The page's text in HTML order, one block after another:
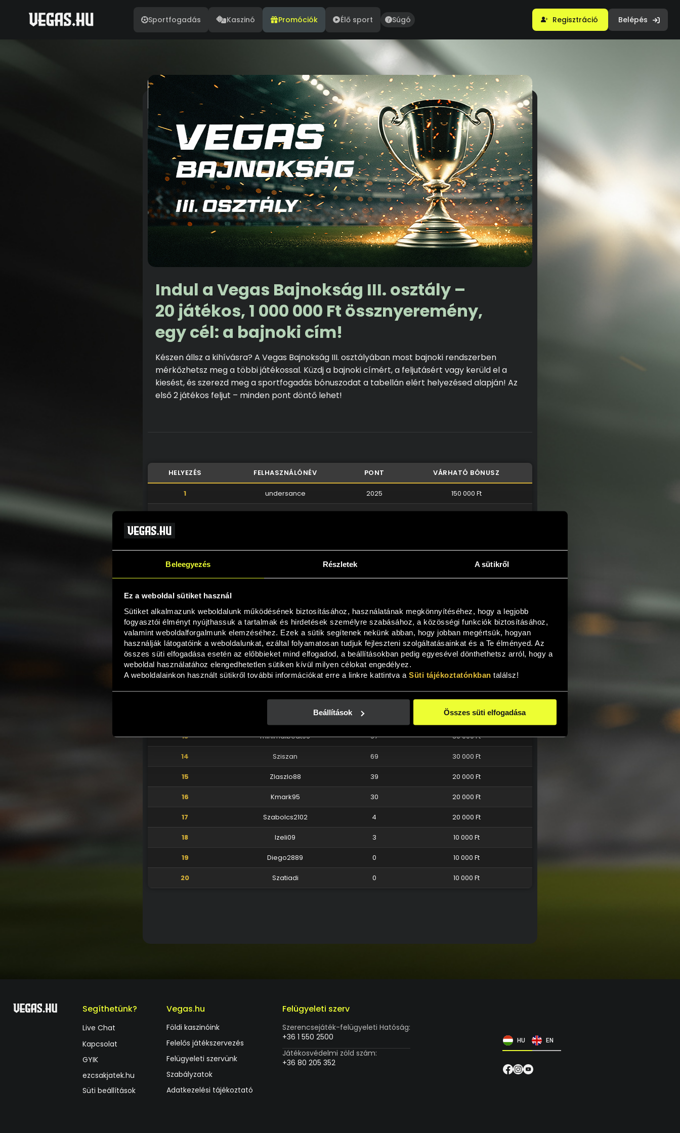
Beleegyezés Részletek A sütikről
Ez a weboldal sütiket használ
Sütiket alkalmazunk weboldalunk működésének biztosításához, használatának megkönnyítéséhez, hogy a legjobb
fogyasztói élményt nyújthassuk a tartalmak és hirdetések személyre szabásához, a közösségi funkciók biztosításához,
valamint weboldalforgalmunk elemzéséhez. Ezek a sütik segítenek nekünk abban, hogy jobban megértsük, hogyan
használják látogatóink a weboldalunkat, ezáltal folyamatosan tudjuk fejleszteni szolgáltatásainkat és a Te élményed. Az
összes süti elfogadása esetén az előbbieket mind elfogadod, a beállításokban pedig egyesével dönthethetsz arról, hogy a
weboldal használatához elengedhetetlen sütiken kívül milyen célokat engedélyez.
A weboldalainkon használt sütikről további információkat erre a linkre kattintva a Süti tájékoztatónkban találsz!
Beállítások Összes süti elfogadása
Sportfogadás Kaszinó Promóciók Élő sport Súgó Regisztráció Belépés
Indul a Vegas Bajnokság III. osztály –
20 játékos, 1 000 000 Ft össznyeremény,
egy cél: a bajnoki cím!
Készen állsz a kihívásra? A Vegas Bajnokság III. osztályában most bajnoki rendszerben
mérkőzhetsz meg a többi játékossal. Küzdj a bajnoki címért, a feljutásért vagy kerüld el a
kiesést, és szerezd meg a sportfogadás bónuszodat a tabellán elért helyezésed alapján! Az
első 2 játékos feljut – minden pont döntő lehet!
HELYEZÉS FELHASZNÁLÓNÉV PONT VÁRHATÓ BÓNUSZ
1 undersance 2025 150 000 Ft
2 Mark19930201 1367 120 000 Ft
4 Kitti123456 686 80 000 Ft
6
7 RajmiAtyesz 257 60 000 Ft
8 tzk19770719 238 50 000 Ft
9 Fradika86 177 50 000 Ft
10 Fegatto 127 40 000 Ft
30 000 Ft
13 minimalbeat96 97 30 000 Ft
14 Sziszan 69 30 000 Ft
15 Zlaszlo88 39 20 000 Ft
16 Kmark95 30 20 000 Ft
17 Szabolcs2102 4 20 000 Ft
18 Izeli09 3 10 000 Ft
19 Diego2889 0 10 000 Ft
20 Szatiadi 0 10 000 Ft
Segíthetünk?
Live Chat
Kapcsolat
GYIK
ezcsakjatek.hu
Süti beállítások
Vegas.hu
Földi kaszinóink
Felelős játékszervezés
Felügyeleti szervünk
Szabályzatok
Adatkezelési tájékoztató
Felügyeleti szerv
Szerencsejáték-felügyeleti Hatóság:
+36 1 550 2500
Játékosvédelmi zöld szám:
+36 80 205 352
HU EN